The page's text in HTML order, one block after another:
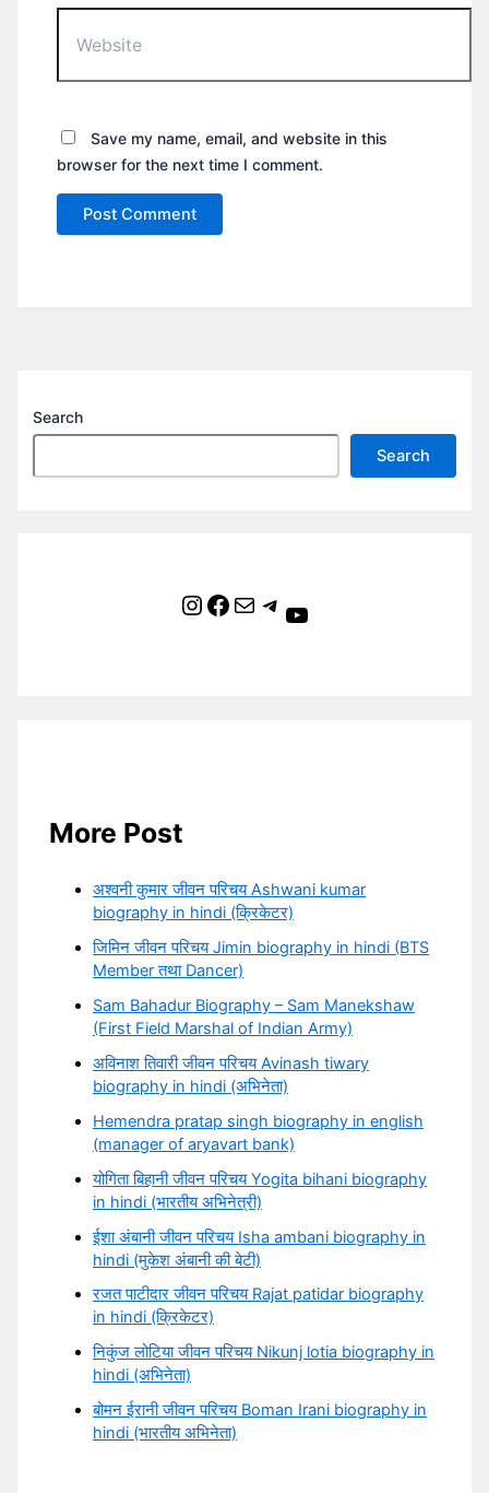
Save my name, email, and website in this
browser for the next time I comment.
Search
Search
Instagram Facebook Mail Telegram YouTube
More Post
अश्वनी कुमार जीवन परिचय Ashwani kumar
biography in hindi (क्रिकेटर)
जिमिन जीवन परिचय Jimin biography in hindi (BTS
Member तथा Dancer)
Sam Bahadur Biography – Sam Manekshaw
(First Field Marshal of Indian Army)
अविनाश तिवारी जीवन परिचय Avinash tiwary
biography in hindi (अभिनेता)
Hemendra pratap singh biography in english
(manager of aryavart bank)
योगिता बिहानी जीवन परिचय Yogita bihani biography
in hindi (भारतीय अभिनेत्री)
ईशा अंबानी जीवन परिचय Isha ambani biography in
hindi (मुकेश अंबानी की बेटी)
रजत पाटीदार जीवन परिचय Rajat patidar biography
in hindi (क्रिकेटर)
निकुंज लोटिया जीवन परिचय Nikunj lotia biography in
hindi (अभिनेता)
बोमन ईरानी जीवन परिचय Boman Irani biography in
hindi (भारतीय अभिनेता)